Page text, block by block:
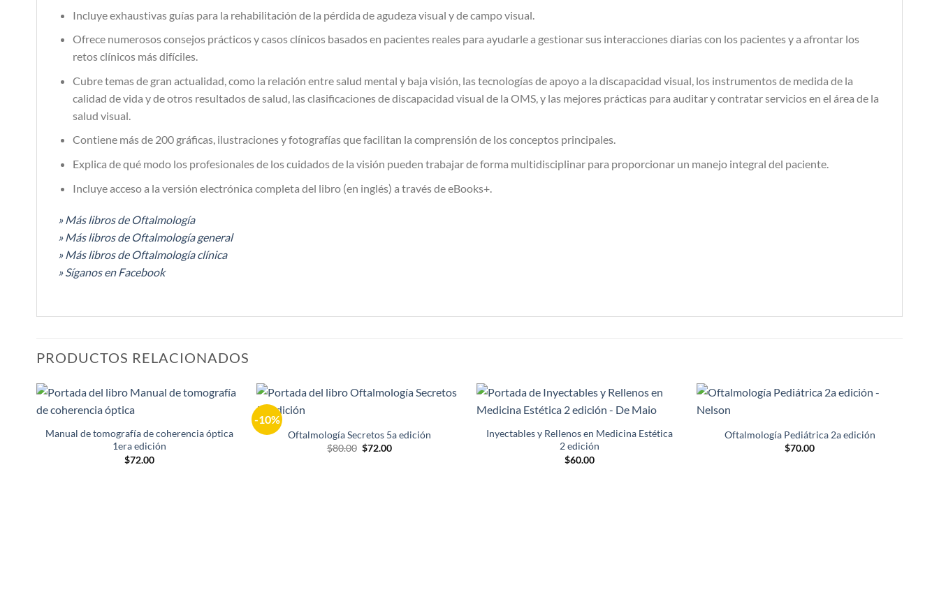
Incluye exhaustivas guías para la rehabilitación de la pérdida de agudeza visual y de campo visual.
Ofrece numerosos consejos prácticos y casos clínicos basados en pacientes reales para ayudarle a gestionar sus interacciones diarias con los pacientes y a afrontar los
retos clínicos más difíciles.
Cubre temas de gran actualidad, como la relación entre salud mental y baja visión, las tecnologías de apoyo a la discapacidad visual, los instrumentos de medida de la
calidad de vida y de otros resultados de salud, las clasificaciones de discapacidad visual de la OMS, y las mejores prácticas para auditar y contratar servicios en el área de la
salud visual.
Contiene más de 200 gráficas, ilustraciones y fotografías que facilitan la comprensión de los conceptos principales.
Explica de qué modo los profesionales de los cuidados de la visión pueden trabajar de forma multidisciplinar para proporcionar un manejo integral del paciente.
Incluye acceso a la versión electrónica completa del libro (en inglés) a través de eBooks+.
» Más libros de Oftalmología
» Más libros de Oftalmología general
» Más libros de Oftalmología clínica
» Síganos en Facebook
PRODUCTOS RELACIONADOS
a la
lista de
Manual de tomografía de coherencia óptica
1era edición
$72.00
-10%
lista de
Oftalmología Secretos 5a edición
$80.00 El
$72.00El
a la
Inyectables y Rellenos en Medicina Estética
2 edición
$60.00
lista de
Oftalmología Pediátrica 2a edición
$70.00